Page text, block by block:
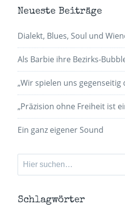
Neueste Beiträge
Dialekt, Blues, Soul und
Als Barbie ihre Bezirks-
„Wir spielen uns gegenseitig
„Präzision ohne Freiheit ist
Ein ganz eigener Sound
Suchen
nach:
Schlagwörter